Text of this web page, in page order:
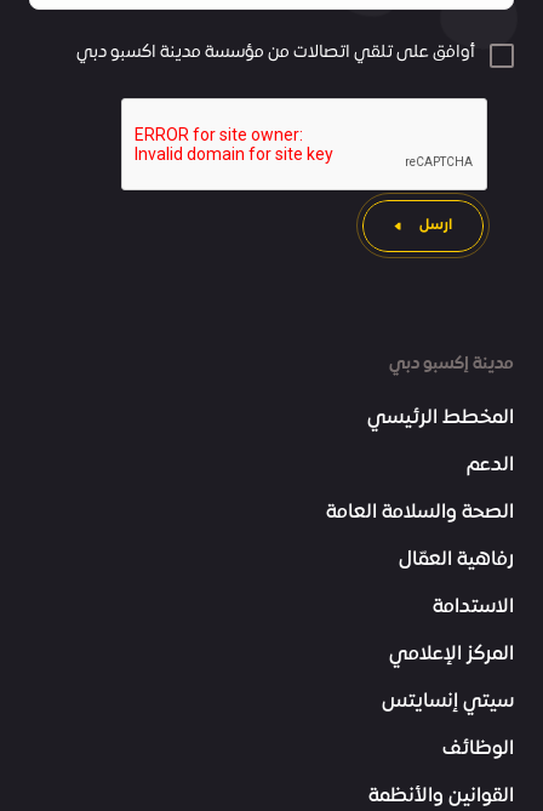
مدينة إكسبو دبي
المخطط الرئيسي
الدعم
الصحة والسلامة العامة
رفاهية العمّال
الاستدامة
المركز الإعلامي
سيتي إنسايتس
الوظائف
القوانين والأنظمة
أوافق على تلقي اتصالات من مؤسسة مدينة اكسبو دبي
ارسل